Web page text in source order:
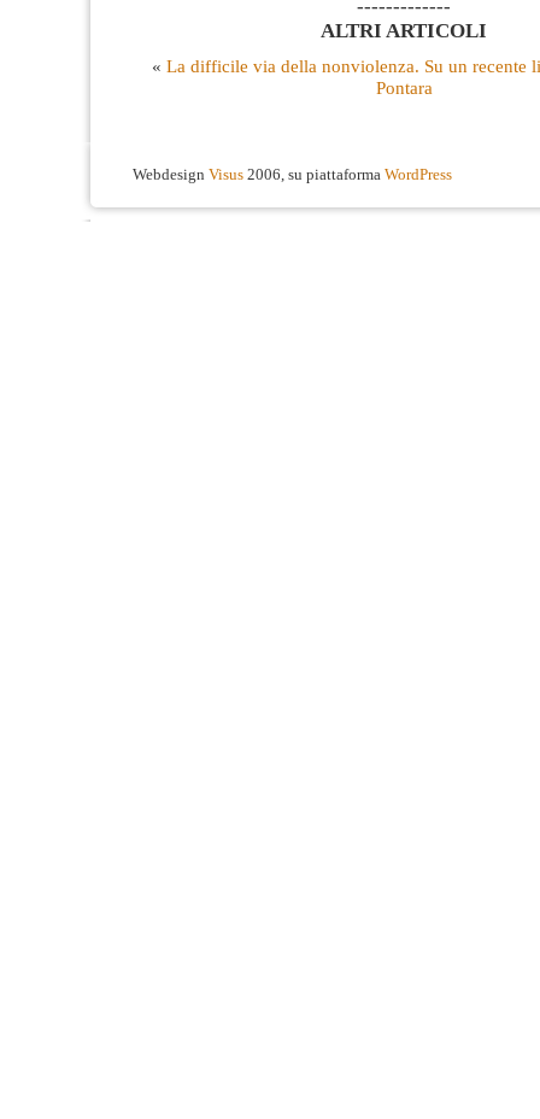
-------------
ALTRI ARTICOLI
« La difficile via della nonviolenza. Su un recente
Pontara
Webdesign Visus 2006, su piattaforma WordPress